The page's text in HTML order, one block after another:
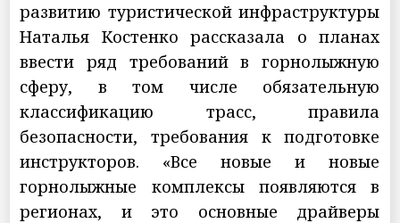
развитию туристической инфраструктуры
Наталья Костенко рассказала о планах
ввести ряд требований в горнолыжную
сферу, в том числе обязательную
классификацию трасс, правила
безопасности, требования к подготовке
инструкторов. «Все новые и новые
горнолыжные комплексы появляются в
регионах, и это основные драйверы